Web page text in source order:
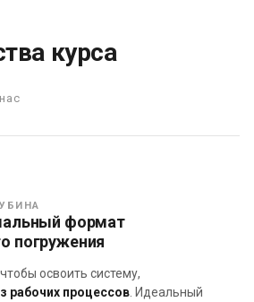
курса
формат
погружения
освоить систему,
рабочих процессов . Идеальный